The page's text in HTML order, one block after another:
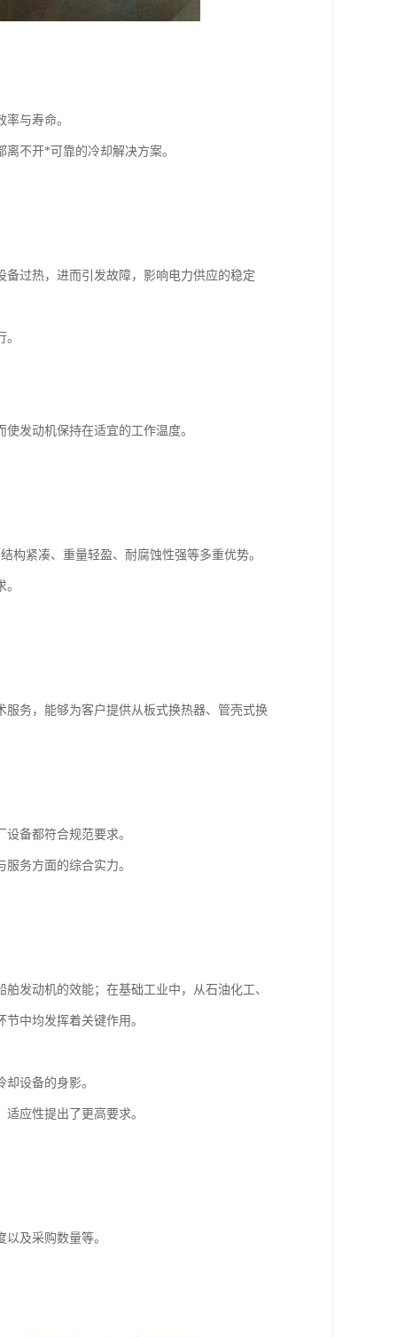
与寿命。
不开*可靠的冷却解决方案。
过热，进而引发故障，影响电力供应的稳定
发动机保持在适宜的工作温度。
构紧凑、重量轻盈、耐腐蚀性强等多重优势。
务，能够为客户提供从板式换热器、管壳式换
备都符合规范要求。
务方面的综合实力。
发动机的效能；在基础工业中，从石油化工、
中均发挥着关键作用。
设备的身影。
应性提出了更高要求。
及采购数量等。